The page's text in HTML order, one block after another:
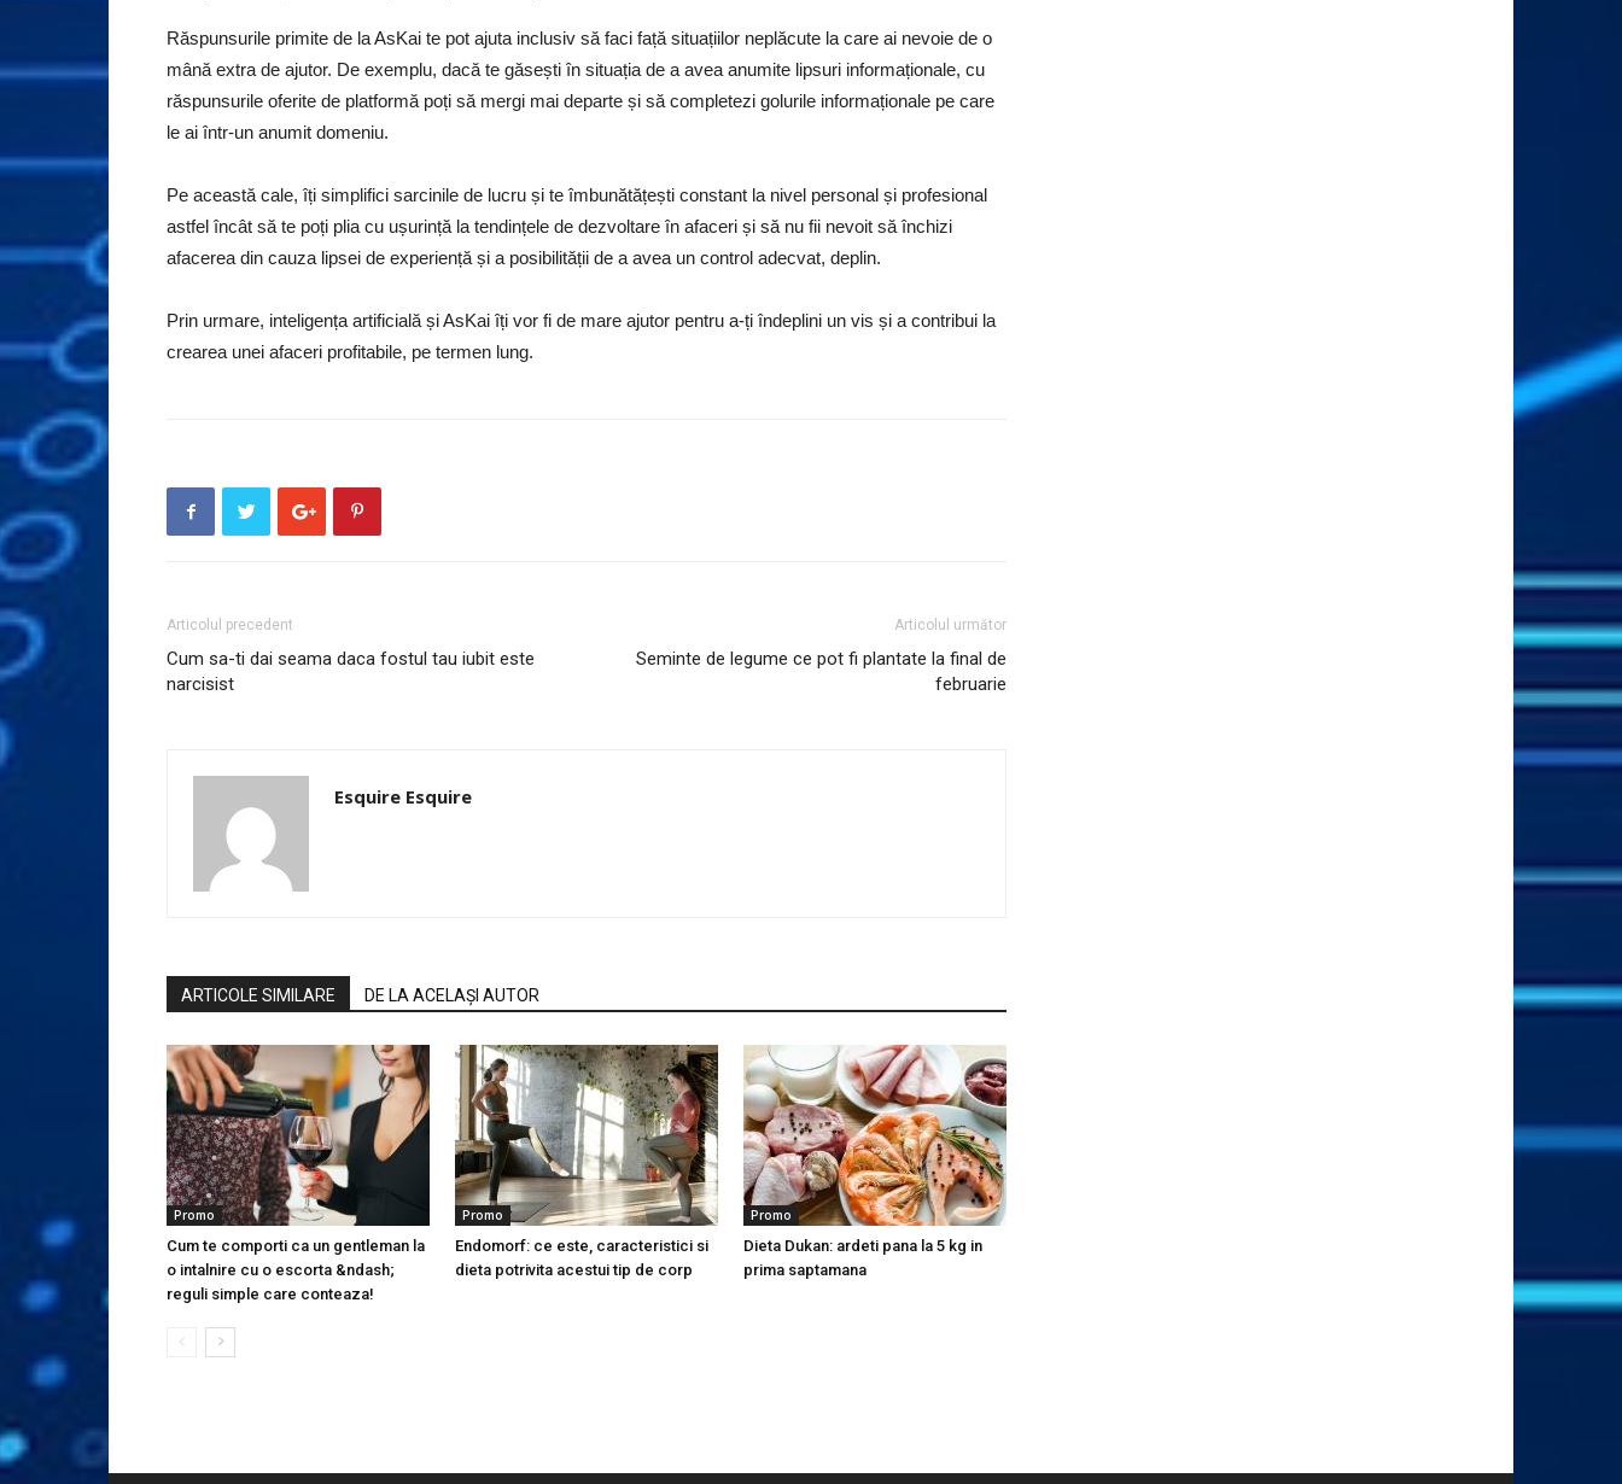
Răspunsurile primite de la AsKai te pot ajuta inclusiv să faci față situațiilor neplăcute la care ai nevoie de o
mână extra de ajutor. De exemplu, dacă te găsești în situația de a avea anumite lipsuri informaționale, cu
răspunsurile oferite de platformă poți să mergi mai departe și să completezi golurile informaționale pe care
le ai într-un anumit domeniu.
Pe această cale, îți simplifici sarcinile de lucru și te îmbunătățești constant la nivel personal și profesional
astfel încât să te poți plia cu ușurință la tendințele de dezvoltare în afaceri și să nu fii nevoit să închizi
afacerea din cauza lipsei de experiență și a posibilității de a avea un control adecvat, deplin.
Prin urmare, inteligența artificială și AsKai îți vor fi de mare ajutor pentru a-ți îndeplini un vis și a contribui la
crearea unei afaceri profitabile, pe termen lung.
Articolul precedent
Cum sa-ti dai seama daca fostul tau iubit este
narcisist
Articolul următor
Seminte de legume ce pot fi plantate la final de
februarie
Esquire Esquire
ARTICOLE SIMILARE DE LA ACELAȘI AUTOR
Promo
Cum te comporti ca un gentleman la
o intalnire cu o escorta &ndash;
reguli simple care conteaza!
Promo
Endomorf: ce este, caracteristici si
dieta potrivita acestui tip de corp
Promo
Dieta Dukan: ardeti pana la 5 kg in
prima saptamana